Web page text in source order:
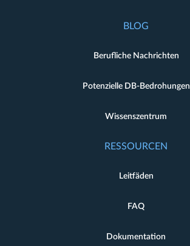
BLOG
Berufliche Nachrichten
Potenzielle DB-Bedrohungen
Wissenszentrum
RESSOURCEN
Leitfäden
FAQ
Dokumentation